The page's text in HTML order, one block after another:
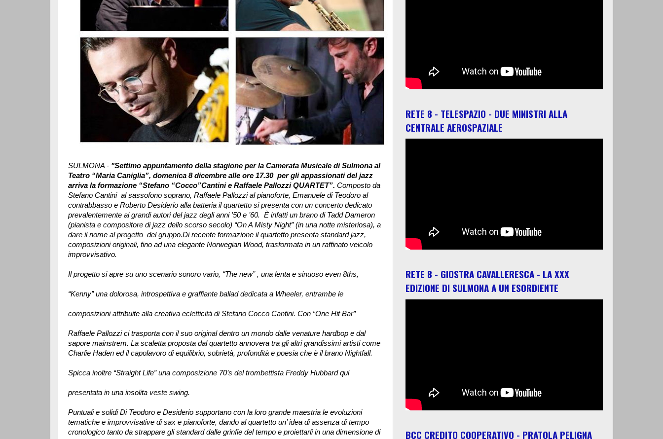
SULMONA - "Settimo appuntamento della stagione per la Camerata Musicale di Sulmona al
Teatro “Maria Caniglia”, domenica 8 dicembre alle ore 17.30 per gli appassionati del jazz
arriva la formazione “Stefano “Cocco”Cantini e Raffaele Pallozzi QUARTET”. Composto da
Stefano Cantini al sassofono soprano, Raffaele Pallozzi al pianoforte, Emanuele di Teodoro al
contrabbasso e Roberto Desiderio alla batteria il quartetto si presenta con un concerto dedicato
prevalentemente ai grandi autori del jazz degli anni ’50 e ’60. È infatti un brano di Tadd Dameron
(pianista e compositore di jazz dello scorso secolo) “On A Misty Night” (in una notte misteriosa), a
dare il nome al progetto del gruppo.Di recente formazione il quartetto presenta standard jazz,
composizioni originali, fino ad una elegante Norwegian Wood, trasformata in un raffinato veicolo
improvvisativo.
Il progetto si apre su uno scenario sonoro vario, “The new” , una lenta e sinuoso even 8ths,
“Kenny” una dolorosa, introspettiva e graffiante ballad dedicata a Wheeler, entrambe le
composizioni attribuite alla creativa ecletticità di Stefano Cocco Cantini. Con “One Hit Bar”
Raffaele Pallozzi ci trasporta con il suo original dentro un mondo dalle venature hardbop e dal
sapore mainstrem. La scaletta proposta dal quartetto annovera tra gli altri grandissimi artisti come
Charlie Haden ed il capolavoro di equilibrio, sobrietà, profondità e poesia che è il brano Nightfall.
Spicca inoltre “Straight Life” una composizione 70’s del trombettista Freddy Hubbard qui
presentata in una insolita veste swing.
Puntuali e solidi Di Teodoro e Desiderio supportano con la loro grande maestria le evoluzioni
tematiche e improvvisative di sax e pianoforte, dando al quartetto un’ idea di assenza di tempo
cronologico tanto da strappare gli standard dalle grinfie del tempo e proiettarli in una dimensione di
RETE 8 - TELESPAZIO - DUE MINISTRI ALLA
CENTRALE AEROSPAZIALE
RETE 8 - GIOSTRA CAVALLERESCA - LA XXX
EDIZIONE DI SULMONA A UN ESORDIENTE
BCC CREDITO COOPERATIVO - PRATOLA PELIGNA